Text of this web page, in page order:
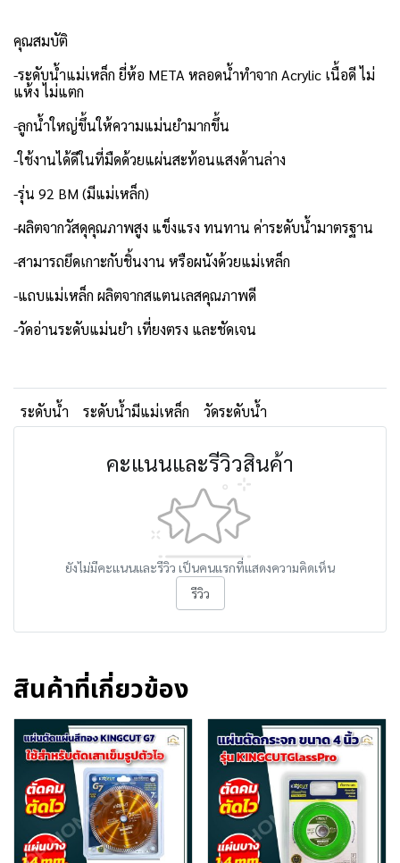
คุณสมบัติ
-ระดับน้ำแม่เหล็ก ยี่ห้อ META หลอดน้ำทำจาก Acrylic เนื้อดี ไม่
แห้ง ไม่แตก
-ลูกน้ำใหญ่ขึ้นให้ความแม่นยำมากขึ้น
-ใช้งานได้ดีในที่มืดด้วยแผ่นสะท้อนแสงด้านล่าง
-รุ่น 92 BM (มีแม่เหล็ก)
-ผลิตจากวัสดุคุณภาพสูง แข็งแรง ทนทาน ค่าระดับน้ำมาตรฐาน
-สามารถยึดเกาะกับชิ้นงาน หรือผนังด้วยแม่เหล็ก
-แถบแม่เหล็ก ผลิตจากสแตนเลสคุณภาพดี
-วัดอ่านระดับแม่นยำ เที่ยงตรง และชัดเจน
ระดับน้ำ ระดับน้ำมีแม่เหล็ก วัดระดับน้ำ
คะแนนและรีวิวสินค้า
ยังไม่มีคะแนนและรีวิว เป็นคนแรกที่แสดงความคิดเห็น
รีวิว
สินค้าที่เกี่ยวข้อง